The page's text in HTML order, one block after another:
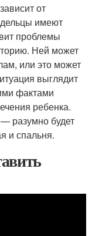
от
имеют
проблемы
Ней может
или это может
выглядит
фактами
ребенка.
разумно будет
и спальня.